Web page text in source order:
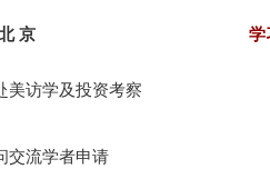
京 学
美访学及投资考察
交流学者申请